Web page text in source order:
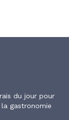
du jour pour
gastronomie